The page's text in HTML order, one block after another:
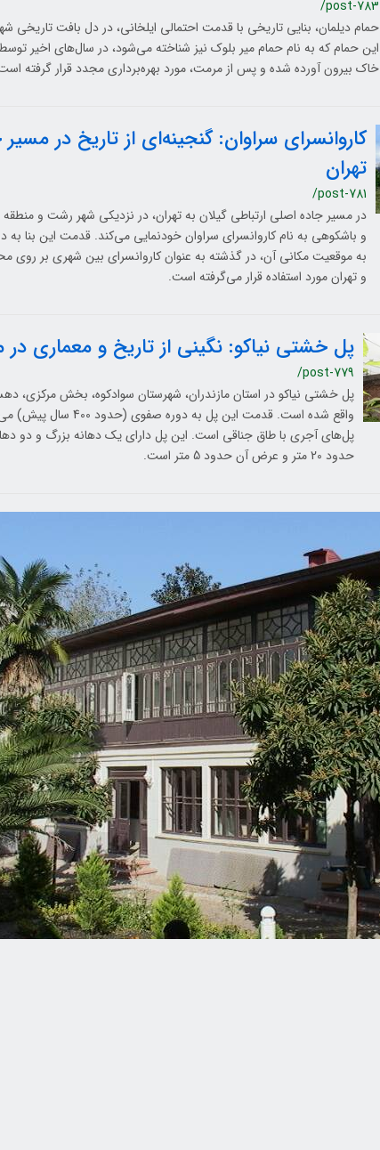
/post-783
حمام دیلمان، بنایی تاریخی با قدمت احتمالی ایلخانی، در دل بافت تاریخی
این حمام که به نام حمام میر بلوک نیز شناخته می‌شود، در سال‌های اخیر توسط
خاک بیرون آورده شده و پس از مرمت، مورد بهره‌برداری مجدد قرار گرفته
کاروانسرای سراوان: گنجینه‌ای از تاریخ در
تهران
/post-781
در مسیر جاده اصلی ارتباطی گیلان به تهران، در نزدیکی شهر رشت و منطقه
و باشکوهی به نام کاروانسرای سراوان خودنمایی می‌کند. قدمت این بنا به
به موقعیت مکانی آن، در گذشته به عنوان کاروانسرای بین شهری بر
و تهران مورد استفاده قرار می‌گرفته است.
پل خشتی نیاکو: نگینی از تاریخ و معماری در
/post-779
پل خشتی نیاکو در استان مازندران، شهرستان سوادکوه، بخش مرکزی،
واقع شده است. قدمت این پل
پل‌های آجری با طاق جناقی است. این پل دارای یک دهانه بزرگ و دو
حدود 20 متر و عرض آن حدود 5 متر است.